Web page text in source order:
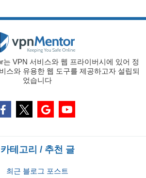
는 VPN 서비스와 웹 프라이버시에 있어 정
스와 유용한 웹 도구를 제공하고자 설립되
었습니다
카테고리 / 추천 글
최근 블로그 포스트